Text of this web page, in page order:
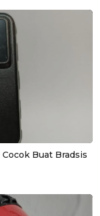
Buat Bradsis